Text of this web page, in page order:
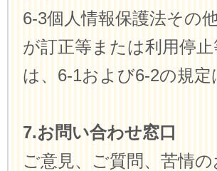
6-3個人情報保護法その
が訂正等または利用停
は、6-1および6-2の規
7.お問い合わせ窓口
ご意見、ご質問、苦情